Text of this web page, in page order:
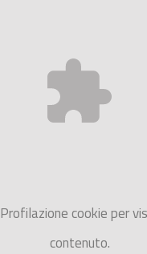
Profilazionecookie per
contenuto.